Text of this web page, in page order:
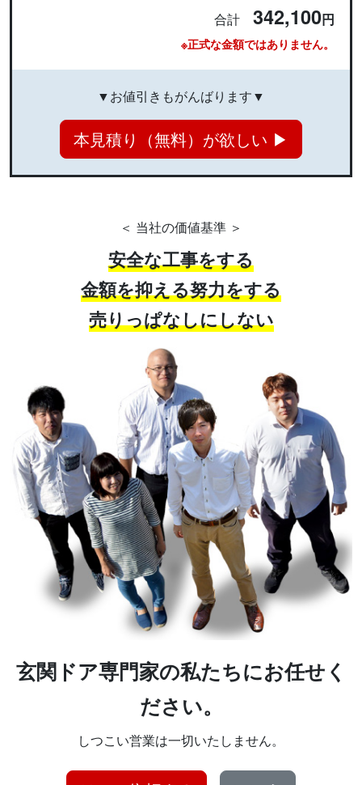
合計 342,100円
※正式な金額ではありません。
▼お値引きもがんばります▼
本見積り（無料）が欲しい ▶
＜ 当社の価値基準 ＞
安全な工事をする
金額を抑える努力をする
売りっぱなしにしない
玄関ドア専門家の私たちにお任せく
ださい。
しつこい営業は一切いたしません。